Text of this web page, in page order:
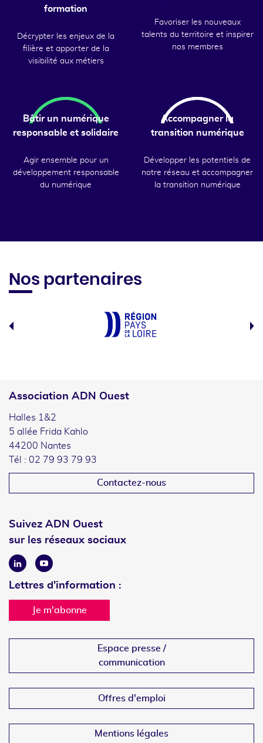
formation
Décrypter les enjeux de la
filière et apporter de la
visibilité aux métiers
Favoriser les nouveaux
talents du territoire et inspirer
nos membres
Bâtir un numérique
responsable et solidaire
Agir ensemble pour un
développement responsable
du numérique
Accompagner la
transition numérique
Développer les potentiels de
notre réseau et accompagner
la transition numérique
Nos partenaires
Association ADN Ouest
Halles 1&2
5 allée Frida Kahlo
44200 Nantes
Tél : 02 79 93 79 93
Contactez-nous
Suivez ADN Ouest
sur les réseaux sociaux
LinkedinYoutube
Lettres d'information :
Je m'abonne
Espace presse /
communication
Offres d'emploi
Mentions légales